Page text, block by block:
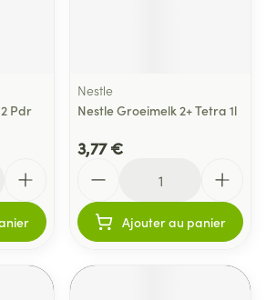
Pdr
Nestle
Nestle Groeimelk 2+ Tetra 1l
3,77 €
Ajouter au panier